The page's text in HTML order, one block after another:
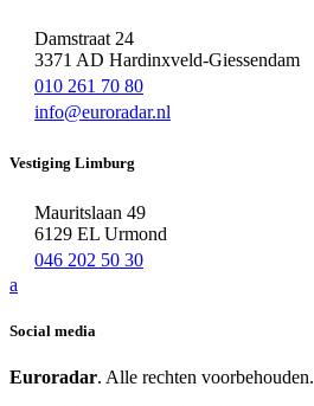
Damstraat 24
3371 AD Hardinxveld-Giessendam
010 261 70 80
info@euroradar.nl
Vestiging Limburg
Mauritslaan 49
6129 EL Urmond
046 202 50 30
a
Social media
Euroradar. Alle rechten voorbehouden.